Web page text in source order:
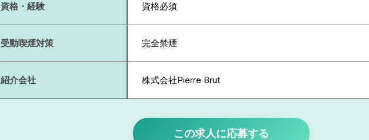
資格・経験 資格必須
受動喫煙対策 完全禁煙
紹介会社 株式会社Pierre Brut
この求人に応募する